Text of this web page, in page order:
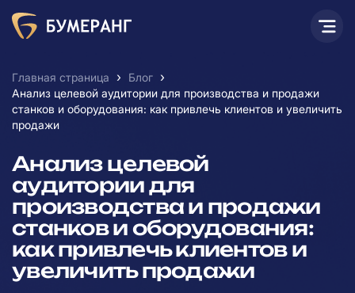
Главная страница › Блог ›
Анализ целевой аудитории для производства и продажи
станков и оборудования: как привлечь клиентов и увеличить
продажи
Анализ целевой
аудитории для
производства и продажи
станков и оборудования:
как привлечь клиентов и
увеличить продажи